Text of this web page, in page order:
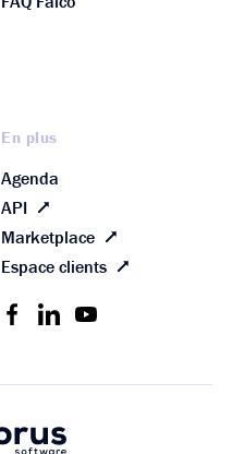
En plus
Agenda
API
Marketplace
Espace clients